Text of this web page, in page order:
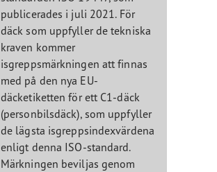
publicerades i juli 2021. För
däck som uppfyller de tekniska
kraven kommer
isgreppsmärkningen att finnas
med på den nya EU-
däcketiketten för ett C1-däck
(personbilsdäck), som uppfyller
de lägsta isgreppsindexvärdena
enligt denna ISO-standard.
Märkningen beviljas genom